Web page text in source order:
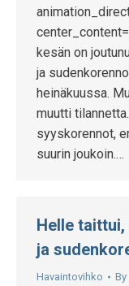
kesän on
ja
heinäkuussa.
muutti
syyskorennot,
suurin joukoin.…
Helle
ja
Havaintovihko By